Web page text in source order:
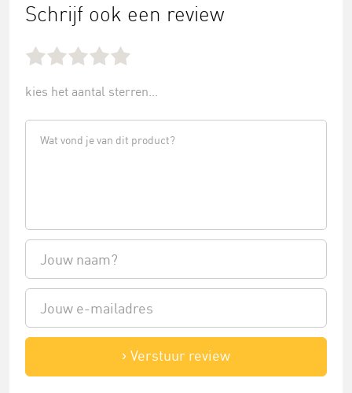
Schrijf ook een review
kies het aantal sterren...
Verstuur review